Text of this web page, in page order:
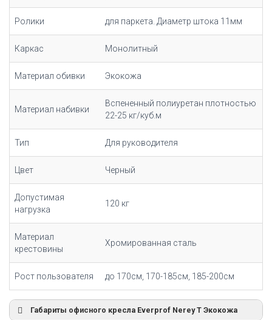
Ролики для паркета. Диаметр штока 11мм
Каркас Монолитный
Материал обивки Экокожа
Материал набивки
Вспененный полиуретан плотностью
22-25 кг/куб.м
Тип Для руководителя
Цвет Черный
Допустимая
нагрузка
120 кг
Материал
крестовины
Хромированная сталь
Рост пользователя до 170см, 170-185см, 185-200см
Габариты офисного кресла Everprof Nerey T Экокожа